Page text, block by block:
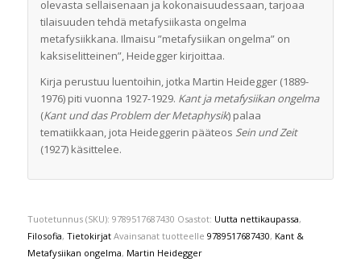
olevasta sellaisenaan ja kokonaisuudessaan, tarjoaa
tilaisuuden tehdä metafysiikasta ongelma
metafysiikkana. Ilmaisu ”metafysiikan ongelma” on
kaksiselitteinen”, Heidegger kirjoittaa.
Kirja perustuu luentoihin, jotka Martin Heidegger (1889-
1976) piti vuonna 1927-1929. Kant ja metafysiikan ongelma
(Kant und das Problem der Metaphysik) palaa
tematiikkaan, jota Heideggerin pääteos Sein und Zeit
(1927) käsittelee.
Tuotetunnus (SKU): 9789517687430 Osastot: Uutta nettikaupassa,
Filosofia, Tietokirjat Avainsanat tuotteelle 9789517687430, Kant &
Metafysiikan ongelma, Martin Heidegger